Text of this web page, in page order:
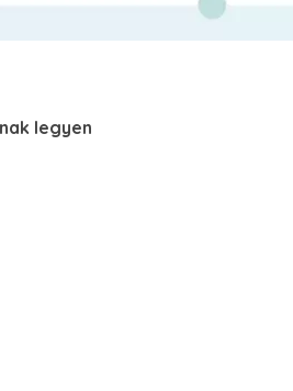
legyen